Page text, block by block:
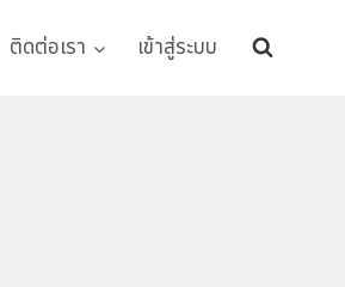
ติดต่อเรา เข้าสู่ระบบ